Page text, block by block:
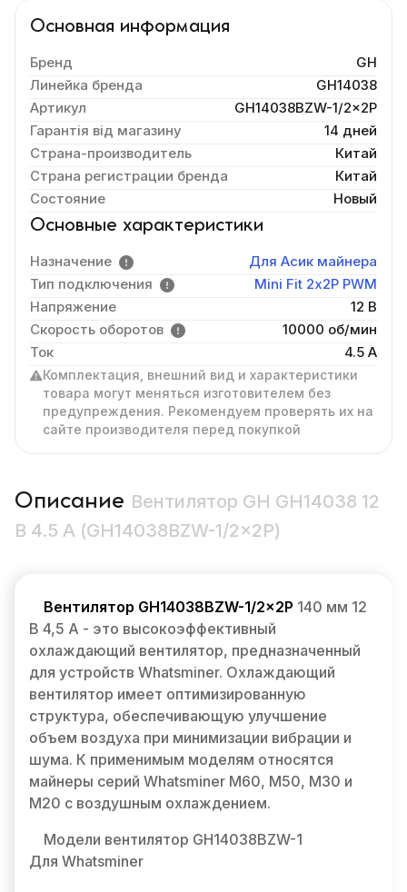
Основная информация
Бренд
GH
Линейка бренда
GH14038
Артикул
GH14038BZW-1/2×2P
Гарантія від магазину
14 дней
Страна-производитель
Китай
Страна регистрации бренда
Китай
Состояние
Новый
Основные характеристики
Назначение
Для Асик майнера
Тип подключения
Mini Fit 2х2P PWM
Напряжение
12 В
Скорость оборотов
10000 об/мин
Ток
4.5 А
Комплектация, внешний вид и характеристики
товара могут меняться изготовителем без
предупреждения. Рекомендуем проверять их на
сайте производителя перед покупкой
Описание Вентилятор GH GH14038 12
В 4.5 А (GH14038BZW-1/2×2P)
Вентилятор GH14038BZW-1/2×2P 140 мм 12
В 4,5 А - это высокоэффективный
охлаждающий вентилятор, предназначенный
для устройств Whatsminer. Охлаждающий
вентилятор имеет оптимизированную
структура, обеспечивающую улучшение
объем воздуха при минимизации вибрации и
шума. К применимым моделям относятся
майнеры серий Whatsminer M60, M50, M30 и
M20 с воздушным охлаждением.
Модели вентилятор GH14038BZW-1
Для Whatsminer